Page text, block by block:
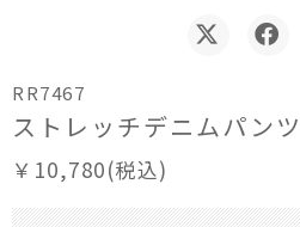
RR7467
ストレッチデニムパンツ
￥10,780(税込)